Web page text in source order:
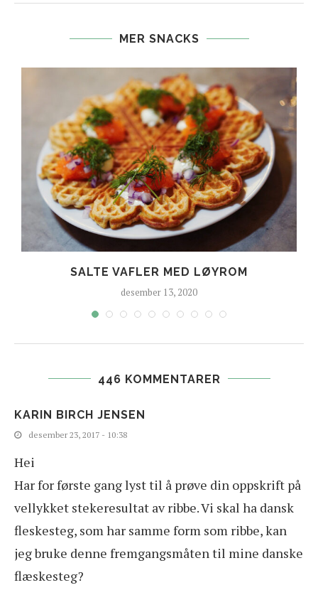
MER SNACKS
SALTE VAFLER MED LØYROM
desember 13, 2020
446 KOMMENTARER
KARIN BIRCH JENSEN
desember 23, 2017 - 10:38
Hei
Har for første gang lyst til å prøve din oppskrift på
vellykket stekeresultat av ribbe. Vi skal ha dansk
fleskesteg, som har samme form som ribbe, kan
jeg bruke denne fremgangsmåten til mine danske
flæskesteg?